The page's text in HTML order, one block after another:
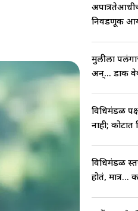
निवडणूक
मुलीला
अन्... डार्क
विधिमंडळ
नाही;
विधिमंडळ
होतं, मात्र...